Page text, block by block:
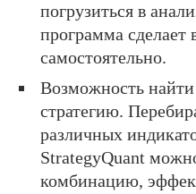
погрузиться в
программа сделает
самостоятельно.
Возможность
стратегию.
различных
StrategyQuant
комбинацию,